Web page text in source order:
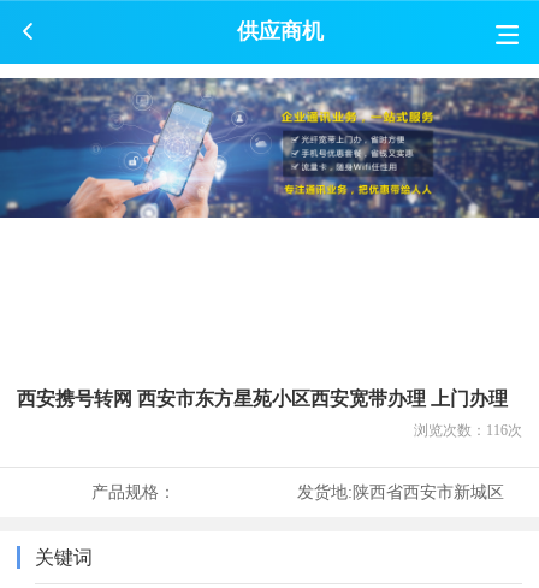
供应商机
西安携号转网 西安市东方星苑小区西安宽带办理 上门办理
浏览次数： 116次
产品规格： 发货地:陕西省西安市新城区
关键词